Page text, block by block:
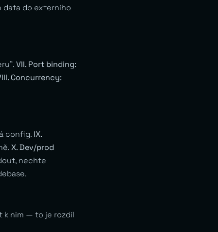
data do externího
VII. Port binding:
Concurrency:
config. IX.
X. Dev/prod
nechte
k nim — to je rozdíl